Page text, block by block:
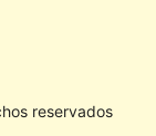
reservados